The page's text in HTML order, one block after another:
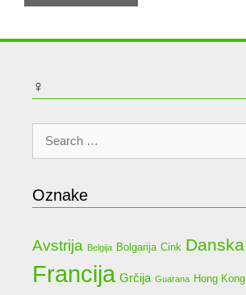
♀
Search
Oznake
Avstrija Belgija Bolgarija Cink Danska
Francija Grčija Guarana Hong Kong